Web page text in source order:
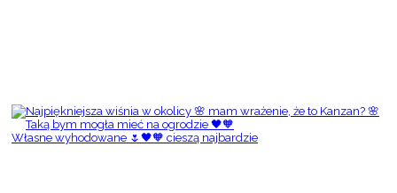
Własne wyhodowane 🌷🖤🧡 cieszą najbardzie